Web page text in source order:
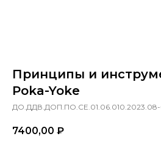
Принципы и
Poka-Yoke
ДО.ДДВ.ДОП.ПО.СЕ.01.06.010.2023.08-
7400,00 ₽